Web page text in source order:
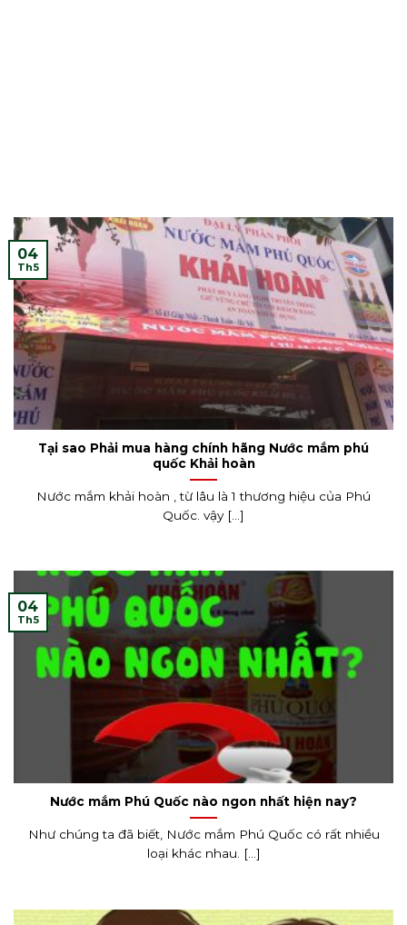
Tại sao Phải mua hàng chính hãng Nước mắm phú
quốc Khải hoàn
Nước mắm khải hoàn , từ lâu là 1 thương hiệu của Phú
Quốc. vậy [...]
04
Th5
Nước mắm Phú Quốc nào ngon nhất hiện nay?
Như chúng ta đã biết, Nước mắm Phú Quốc có rất nhiều
loại khác nhau. [...]
04
Th5